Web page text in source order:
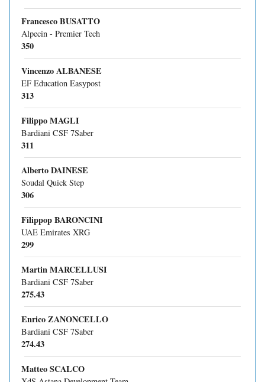
Francesco BUSATTO
Alpecin - Premier Tech
350
Vincenzo ALBANESE
EF Education Easypost
313
Filippo MAGLI
Bardiani CSF 7Saber
311
Alberto DAINESE
Soudal Quick Step
306
Filippop BARONCINI
UAE Emirates XRG
299
Martin MARCELLUSI
Bardiani CSF 7Saber
275.43
Enrico ZANONCELLO
Bardiani CSF 7Saber
274.43
Matteo SCALCO